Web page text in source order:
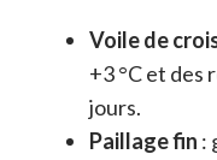
Voile de
+3 °C et des
jours.
Paillage fin :